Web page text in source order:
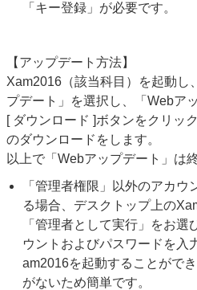
「キー登録」が必要です。
【アップデート方法】
Xam2016（該当科目）を起動
プデート」を選択し、「Webア
[ ダウンロード ]ボタンをクリッ
のダウンロードをします。
以上で「Webアップデート」は
「管理者権限」以外のアカ
る場合、デスクトップ上の
「管理者として実行」をお選
ウントおよびパスワードを入
am2016を起動することがで
がないため簡単です。